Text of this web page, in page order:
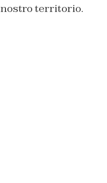
nostro territorio.